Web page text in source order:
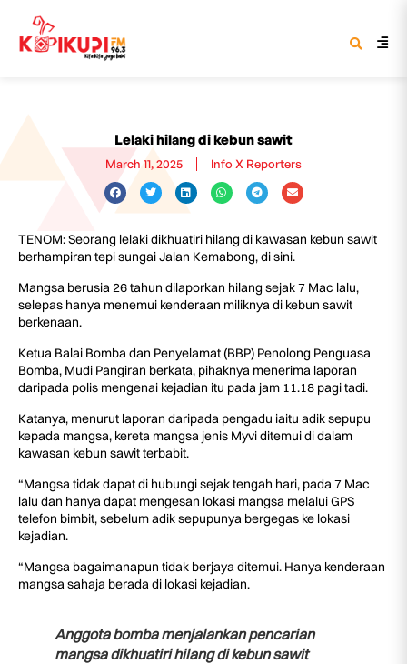
Lelaki hilang di kebun sawit
March 11, 2025 Info X Reporters
TENOM: Seorang lelaki dikhuatiri hilang di kawasan kebun sawit
berhampiran tepi sungai Jalan Kemabong, di sini.
Mangsa berusia 26 tahun dilaporkan hilang sejak 7 Mac lalu,
selepas hanya menemui kenderaan miliknya di kebun sawit
berkenaan.
Ketua Balai Bomba dan Penyelamat (BBP) Penolong Penguasa
Bomba, Mudi Pangiran berkata, pihaknya menerima laporan
daripada polis mengenai kejadian itu pada jam 11.18 pagi tadi.
Katanya, menurut laporan daripada pengadu iaitu adik sepupu
kepada mangsa, kereta mangsa jenis Myvi ditemui di dalam
kawasan kebun sawit terbabit.
“Mangsa tidak dapat di hubungi sejak tengah hari, pada 7 Mac
lalu dan hanya dapat mengesan lokasi mangsa melalui GPS
telefon bimbit, sebelum adik sepupunya bergegas ke lokasi
kejadian.
“Mangsa bagaimanapun tidak berjaya ditemui. Hanya kenderaan
mangsa sahaja berada di lokasi kejadian.
Anggota bomba menjalankan pencarian
mangsa dikhuatiri hilang di kebun sawit